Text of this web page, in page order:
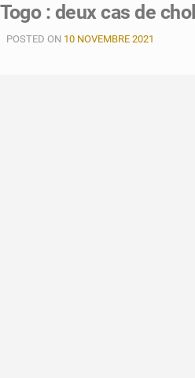
Togo : deux cas de
POSTED ON 10 NOVEMBRE 2021